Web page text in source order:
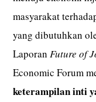
masyarakat
yang dibutuhkan
LaporanFuture of
Economic Forum
keterampilan inti